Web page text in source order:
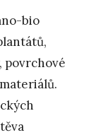
bio
povrchové